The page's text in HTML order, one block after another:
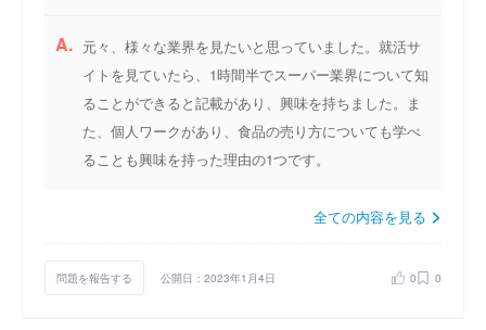
A. 元々、様々な業界を見たいと思っていました。就活サ
イトを見ていたら、1時間半でスーパー業界について知
ることができると記載があり、興味を持ちました。ま
た、個人ワークがあり、食品の売り方についても学べ
ることも興味を持った理由の1つです。
全ての内容を見る
問題を報告する 公開日：2023年1月4日 0 0